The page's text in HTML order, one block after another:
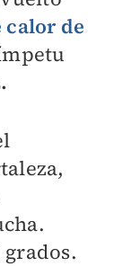
calor de
grados.